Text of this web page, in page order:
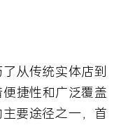
从传统实体店到
捷性和广泛覆盖
要途径之一，首